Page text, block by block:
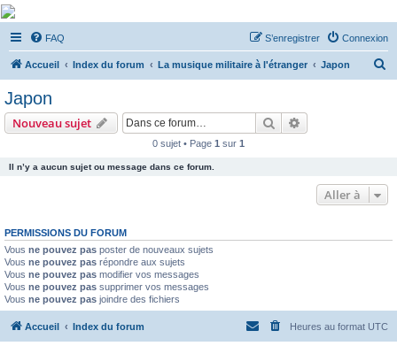
De Musicae Militari -
Forums
Forums de discussions
FAQ Connexion
S’enregistrer
Accueil Index du forum La musique militaire à l'étranger Japon
Japon
Nouveau sujet Rechercher
0 sujet • Page 1 sur 1
Il n’y a aucun sujet ou message dans ce forum.
Aller à
PERMISSIONS DU FORUM
Vous ne pouvez pas poster de nouveaux sujets
Vous ne pouvez pas répondre aux sujets
Vous ne pouvez pas modifier vos messages
Vous ne pouvez pas supprimer vos messages
Vous ne pouvez pas joindre des fichiers
Accueil Index du forum Heures au format UTC